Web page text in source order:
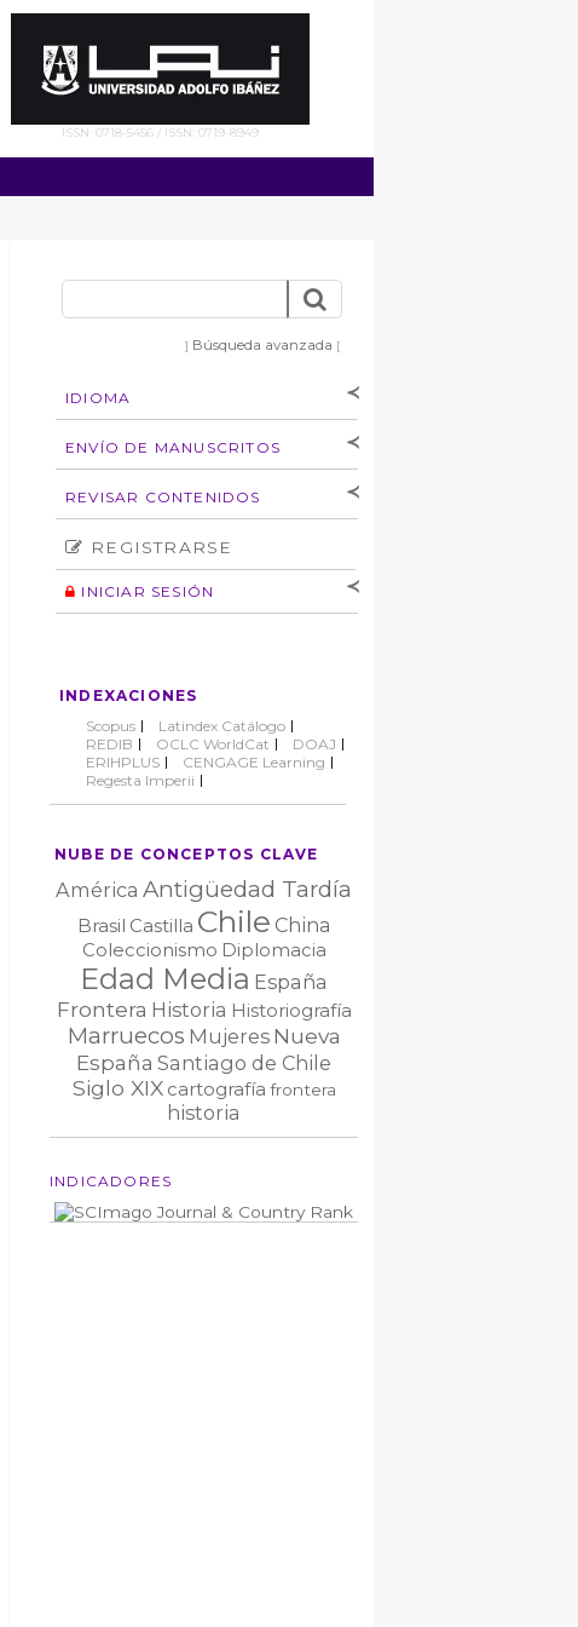
ISSN: 0718-5456 / ISSN: 0719-8949
] Búsqueda avanzada [
IDIOMA
[Español ] [English]
ENVÍO DE MANUSCRITOS
autores
Derechos de autoría
Normas éticas
REVISAR CONTENIDOS
Número
Autor
REGISTRARSE
INICIAR SESIÓN
INDEXACIONES
Scopus
Latindex Catálogo
REDIB
OCLC WorldCat
DOAJ
ERIHPLUS
CENGAGE Learning
Regesta Imperii
NUBE DE CONCEPTOS CLAVE
América Antigüedad Tardía
Brasil Castilla Chile China
Coleccionismo Diplomacia
Edad Media España
Frontera Historia Historiografía
Marruecos Mujeres Nueva
España Santiago de Chile
Siglo XIX cartografía frontera
historia
INDICADORES